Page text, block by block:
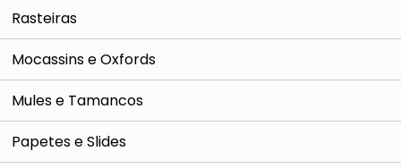
Rasteiras
Mocassins e Oxfords
Mules e Tamancos
Papetes e Slides